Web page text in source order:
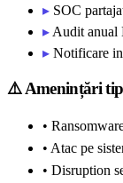
▸ SOC
▸ Audit anual
▸ Notificare
⚠️Amenințări
•
• Atac pe
• Disruption